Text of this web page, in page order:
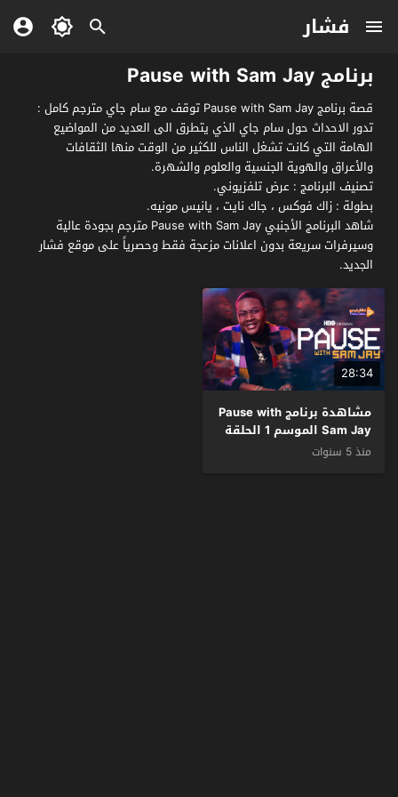
فشار
برنامج Pause with Sam Jay
قصة برنامج Pause with Sam Jay توقف مع سام جاي مترجم كامل :
تدور الاحداث حول سام جاي الذي يتطرق الى العديد من المواضيع
الهامة التي كانت تشغل الناس للكثير من الوقت منها الثقافات
والأعراق والهوية الجنسية والعلوم والشهرة.
تصنيف البرنامج : عرض تلفزيوني.
بطولة : زاك فوكس ، جاك نايت ، يانيس مونيه.
شاهد البرنامج الأجنبي Pause with Sam Jay مترجم بجودة عالية
وسيرفرات سريعة بدون اعلانات مزعجة فقط وحصرياً على موقع فشار
الجديد.
28:34
مشاهدة برنامج Pause with
Sam Jay الموسم 1 الحلقة
1 مترجم
منذ 5 سنوات